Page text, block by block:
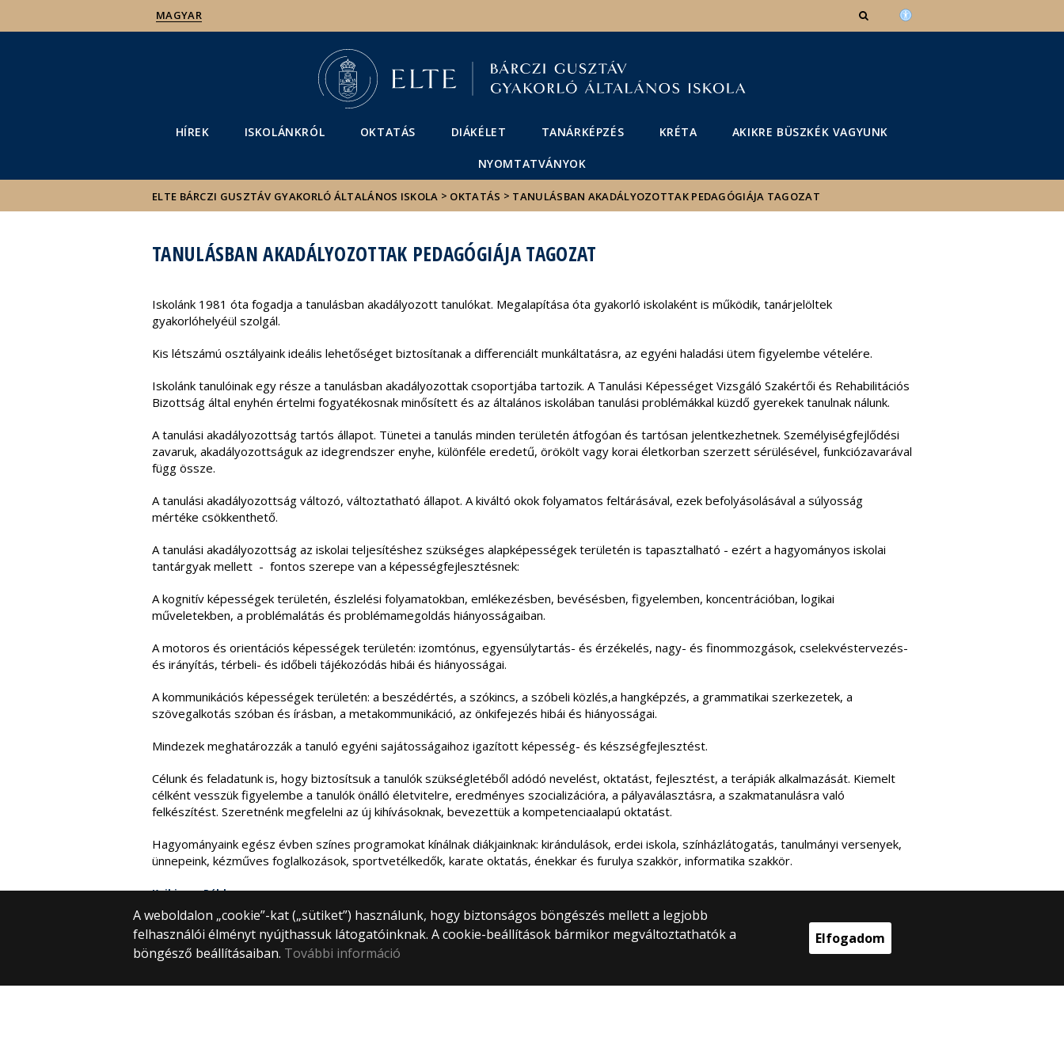
MAGYAR
HÍREK ISKOLÁNKRÓL OKTATÁS DIÁKÉLET TANÁRKÉPZÉS KRÉTA AKIKRE BÜSZKÉK VAGYUNK
NYOMTATVÁNYOK
ELTE BÁRCZI GUSZTÁV GYAKORLÓ ÁLTALÁNOS ISKOLA > OKTATÁS > TANULÁSBAN AKADÁLYOZOTTAK PEDAGÓGIÁJA TAGOZAT
TANULÁSBAN AKADÁLYOZOTTAK PEDAGÓGIÁJA TAGOZAT
Iskolánk 1981 óta fogadja a tanulásban akadályozott tanulókat. Megalapítása óta gyakorló iskolaként is működik, tanárjelöltek
gyakorlóhelyéül szolgál.
Kis létszámú osztályaink ideális lehetőséget biztosítanak a differenciált munkáltatásra, az egyéni haladási ütem figyelembe vételére.
Iskolánk tanulóinak egy része a tanulásban akadályozottak csoportjába tartozik. A Tanulási Képességet Vizsgáló Szakértői és Rehabilitációs
Bizottság által enyhén értelmi fogyatékosnak minősített és az általános iskolában tanulási problémákkal küzdő gyerekek tanulnak nálunk.
A tanulási akadályozottság tartós állapot. Tünetei a tanulás minden területén átfogóan és tartósan jelentkezhetnek. Személyiségfejlődési
zavaruk, akadályozottságuk az idegrendszer enyhe, különféle eredetű, örökölt vagy korai életkorban szerzett sérülésével, funkciózavarával
függ össze.
A tanulási akadályozottság változó, változtatható állapot. A kiváltó okok folyamatos feltárásával, ezek befolyásolásával a súlyosság
mértéke csökkenthető.
A tanulási akadályozottság az iskolai teljesítéshez szükséges alapképességek területén is tapasztalható - ezért a hagyományos iskolai
tantárgyak mellett - fontos szerepe van a képességfejlesztésnek:
A kognitív képességek területén, észlelési folyamatokban, emlékezésben, bevésésben, figyelemben, koncentrációban, logikai
műveletekben, a problémalátás és problémamegoldás hiányosságaiban.
A motoros és orientációs képességek területén: izomtónus, egyensúlytartás- és érzékelés, nagy- és finommozgások, cselekvéstervezés-
és irányítás, térbeli- és időbeli tájékozódás hibái és hiányosságai.
A kommunikációs képességek területén: a beszédértés, a szókincs, a szóbeli közlés,a hangképzés, a grammatikai szerkezetek, a
szövegalkotás szóban és írásban, a metakommunikáció, az önkifejezés hibái és hiányosságai.
Mindezek meghatározzák a tanuló egyéni sajátosságaihoz igazított képesség- és készségfejlesztést.
Célunk és feladatunk is, hogy biztosítsuk a tanulók szükségletéből adódó nevelést, oktatást, fejlesztést, a terápiák alkalmazását. Kiemelt
célként vesszük figyelembe a tanulók önálló életvitelre, eredményes szocializációra, a pályaválasztásra, a szakmatanulásra való
felkészítést. Szeretnénk megfelelni az új kihívásoknak, bevezettük a kompetenciaalapú oktatást.
Hagyományaink egész évben színes programokat kínálnak diákjainknak: kirándulások, erdei iskola, színházlátogatás, tanulmányi versenyek,
ünnepeink, kézműves foglalkozások, sportvetélkedők, karate oktatás, énekkar és furulya szakkör, informatika szakkör.
Kaibinger Pál |
A weboldalon „cookie”-kat („sütiket”) használunk, hogy biztonságos böngészés mellett a legjobb
felhasználói élményt nyújthassuk látogatóinknak. A cookie-beállítások bármikor megváltoztathatók a
böngésző beállításaiban. További információ
Elfogadom
Kapcsolat